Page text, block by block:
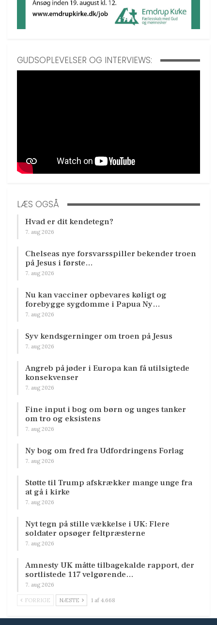
GUDSOPLEVELSER OG INTERVIEWS:
LÆS OGSÅ
Hvad er dit kendetegn?
7. aug 2026
Chelseas nye forsvarsspiller bekender troen
på Jesus i første…
7. aug 2026
Nu kan vacciner opbevares køligt og
forebygge sygdomme i Papua Ny…
7. aug 2026
Syv kendsgerninger om troen på Jesus
7. aug 2026
Angreb på jøder i Europa kan få utilsigtede
konsekvenser
7. aug 2026
Fine input i bog om børn og unges tanker
om tro og eksistens
7. aug 2026
Ny bog om fred fra Udfordringens Forlag
7. aug 2026
Støtte til Trump afskrækker mange unge fra
at gå i kirke
7. aug 2026
Nyt tegn på stille vækkelse i UK: Flere
soldater opsøger feltpræsterne
7. aug 2026
Amnesty UK måtte tilbagekalde rapport, der
sortlistede 117 velgørende…
7. aug 2026
FORRIGE NÆSTE 1 af 4.668